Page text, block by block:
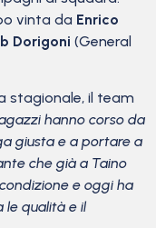
vinta da Enrico
Dorigoni (General
stagionale, il team
hanno corso da
giusta e a portare a
che già a Taino
e oggi ha
le qualità e il